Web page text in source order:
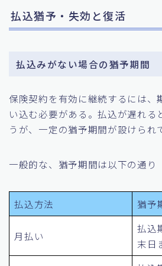
払込猶予・失効と復活
払込みがない場合の猶予期間
保険契約を有効に継続するには、
い込む必要がある。払込が遅れる
うが、一定の猶予期間が設けられ
一般的な、猶予期間は以下の通り
払込方法 猶予
月払い
払込
末日